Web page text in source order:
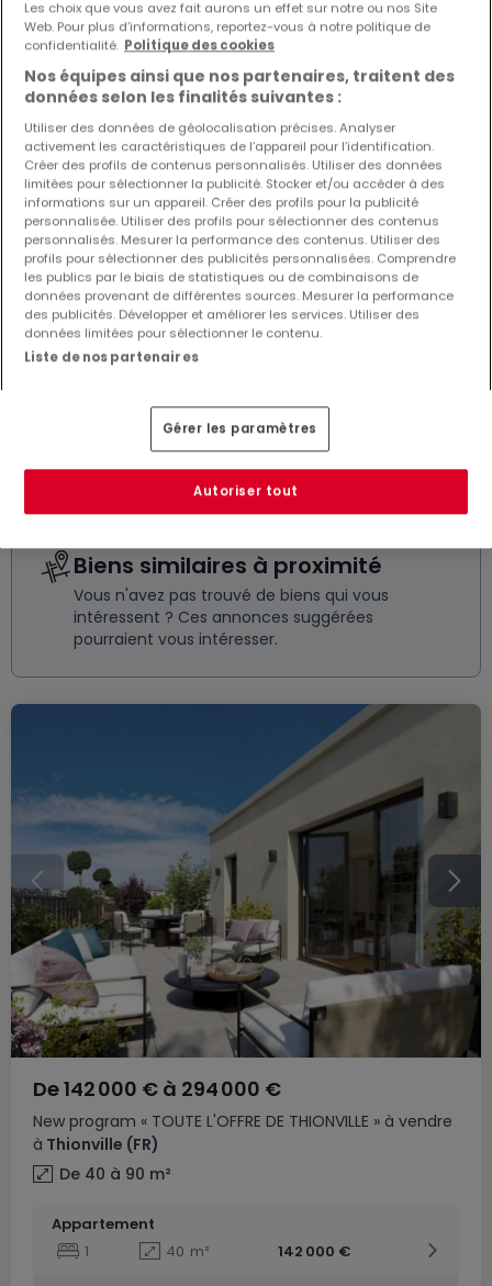
VITRINE SUGGÉRÉE
New program
Aumetz
À partir de150 000 €
108m² 3
New program
Aumetz
Prix sur demande
Voir 467 annonces
Biens similaires à proximité
Vous n'avez pas trouvé de biens qui vous
intéressent ? Ces annonces suggérées
pourraient vous intéresser.
New program « TOUTE L'OFFRE DE THIONVILLE » à vendre
à Thionville (FR)
De142 000 € à 294 000 €
De 40 à 90 m²
Appartement
1
40 m²
142 000 €
Les choix que vous avez fait aurons un effet sur notre ou nos Site
Web. Pour plus d’informations, reportez-vous à notre politique de
confidentialité. Politique des cookies
Nos équipes ainsi que nos partenaires, traitent des
données selon les finalités suivantes :
Utiliser des données de géolocalisation précises. Analyser
activement les caractéristiques de l’appareil pour l’identification.
Créer des profils de contenus personnalisés. Utiliser des données
limitées pour sélectionner la publicité. Stocker et/ou accéder à des
informations sur un appareil. Créer des profils pour la publicité
personnalisée. Utiliser des profils pour sélectionner des contenus
personnalisés. Mesurer la performance des contenus. Utiliser des
profils pour sélectionner des publicités personnalisées. Comprendre
les publics par le biais de statistiques ou de combinaisons de
données provenant de différentes sources. Mesurer la performance
des publicités. Développer et améliorer les services. Utiliser des
données limitées pour sélectionner le contenu.
Liste de nos partenaires
Gérer les paramètres
Autoriser tout